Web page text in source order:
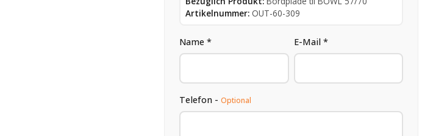
Artikelnummer: OUT-60-309
Name * E-Mail *
Telefon -Optional